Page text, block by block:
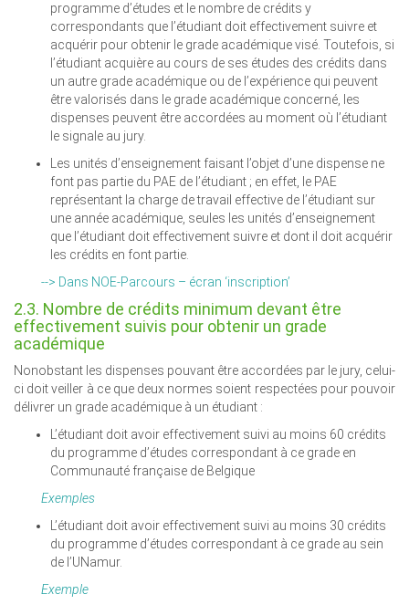
programme d’études et le nombre de crédits y
correspondants que l’étudiant doit effectivement suivre et
acquérir pour obtenir le grade académique visé. Toutefois, si
l’étudiant acquière au cours de ses études des crédits dans
un autre grade académique ou de l’expérience qui peuvent
être valorisés dans le grade académique concerné, les
dispenses peuvent être accordées au moment où l’étudiant
le signale au jury.
Les unités d’enseignement faisant l’objet d’une dispense ne
font pas partie du PAE de l’étudiant ; en effet, le PAE
représentant la charge de travail effective de l’étudiant sur
une année académique, seules les unités d’enseignement
que l’étudiant doit effectivement suivre et dont il doit acquérir
les crédits en font partie.
--> Dans NOE-Parcours – écran ‘inscription’
2.3. Nombre de crédits minimum devant être
effectivement suivis pour obtenir un grade
académique
Nonobstant les dispenses pouvant être accordées par le jury, celui-
ci doit veiller à ce que deux normes soient respectées pour pouvoir
délivrer un grade académique à un étudiant :
L’étudiant doit avoir effectivement suivi au moins 60 crédits
du programme d’études correspondant à ce grade en
Communauté française de Belgique
Exemples
L’étudiant doit avoir effectivement suivi au moins 30 crédits
du programme d’études correspondant à ce grade au sein
de l’UNamur.
Exemple